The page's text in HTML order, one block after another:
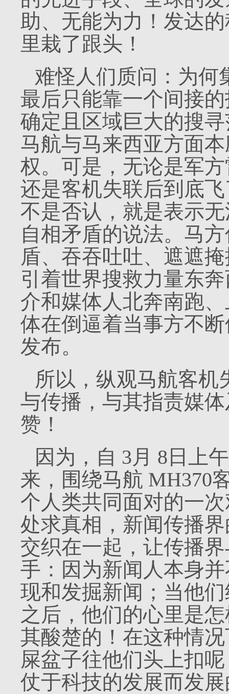
助、无能为力！发达
里栽了跟头！
难怪人们质问：为何
最后只能靠一个间接
确定且区域巨大的搜
马航与马来西亚方面
权。可是，无论是军
还是客机失联后到底
不是否认，就是表示
自相矛盾的说法。马
盾、吞吞吐吐、遮遮
引着世界搜救力量东
介和媒体人北奔南跑
体在倒逼着当事方不
发布。
所以，纵观马航客机
与传播，与其指责媒
赞！
因为，自 3月 8 日上
来，围绕马航 MH370
个人类共同面对的一
处求真相，新闻传播
交织在一起，让传播
手：因为新闻人本身
现和发掘新闻；当他
之后，他们的心里是
其酸楚的！在这种情
屎盆子往他们头上扣
仗于科技的发展而发